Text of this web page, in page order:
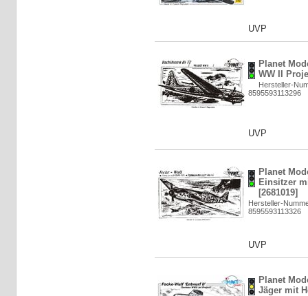
UVP
Planet
WW II
Hersteller-
8595593113296
UVP
Planet
Einsitzer
[2681019]
Hersteller-
8595593113326
UVP
Planet
Jäger mit